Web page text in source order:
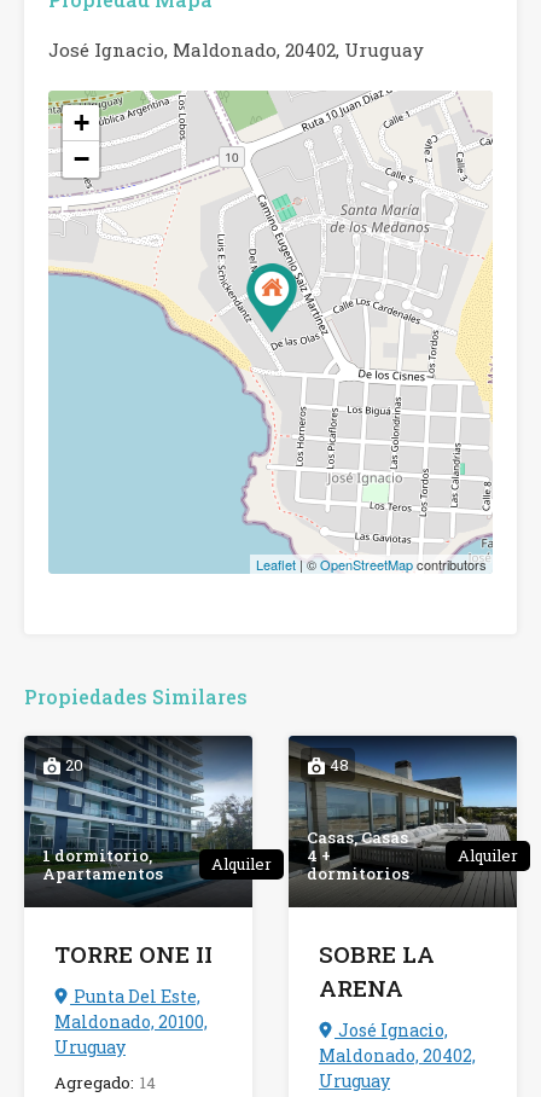
José Ignacio, Maldonado, 20402, Uruguay
+
−
Leaflet| ©OpenStreetMapcontributors
Propiedades Similares
20
1 dormitorio,
Apartamentos
Alquiler
TORRE ONE II
Punta Del Este,
Maldonado, 20100,
Uruguay
Agregado: 14
48
Casas, Casas
4 +
dormitorios
Alquiler
SOBRE LA
ARENA
José Ignacio,
Maldonado, 20402,
Uruguay